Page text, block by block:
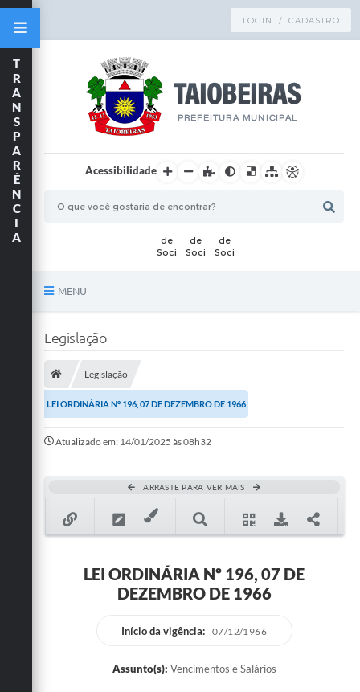
LOGIN / CADASTRO
Acessibilidade
MENU
Publicações
A Prefeitura
Ouvidoria
Legislação
Conselho Tutelar.
T
R
A
N
S
P
A
R
Ê
N
C
I
A
Legislação
Legislação
LEI ORDINÁRIA Nº 196, 07 DE DEZEMBRO DE 1966
Atualizado em: 14/01/2025 às 08h32
ARRASTE PARA VER MAIS
LEI ORDINÁRIA Nº 196, 07 DE
DEZEMBRO DE 1966
Início da vigência: 07/12/1966
Assunto(s): Vencimentos e Salários